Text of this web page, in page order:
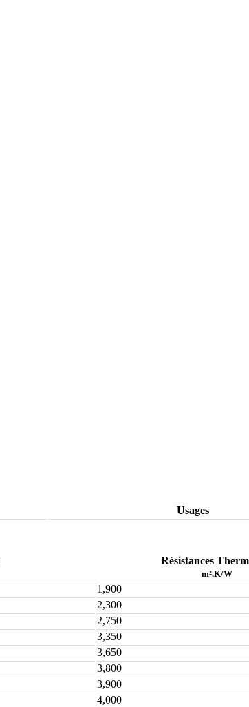
Usages
Résistances
m².K/W
1,900
2,300
2,750
3,350
3,650
3,800
3,900
4,000